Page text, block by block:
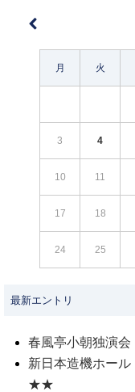
月 火
3 4
10 11
17 18
24 25
最新エントリ
春風亭小朝独演会
新日本造機ホー
★★